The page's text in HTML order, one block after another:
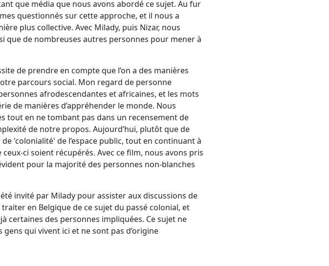
que média que nous avons abordé ce sujet. Au fur
questionnés sur cette approche, et il nous a
plus collective. Avec Milady, puis Nizar, nous
que de nombreuses autres personnes pour mener à
de prendre en compte que l’on a des manières
parcours social. Mon regard de personne
afrodescendantes et africaines, et les mots
de manières d’appréhender le monde. Nous
tout en ne tombant pas dans un recensement de
de notre propos. Aujourd’hui, plutôt que de
'colonialité' de l’espace public, tout en continuant à
ci soient récupérés. Avec ce film, nous avons pris
pour la majorité des personnes non-blanches
été invité par Milady pour assister aux discussions de
traiter en Belgique de ce sujet du passé colonial, et
certaines des personnes impliquées. Ce sujet ne
qui vivent ici et ne sont pas d’origine